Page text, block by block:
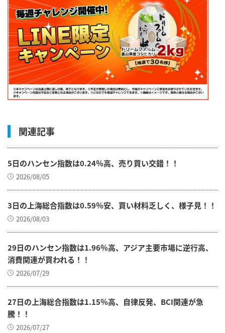
関連記事
5日のハンセン指数は0.24％高、売り買い交錯！！
2026/08/05
3日の上海総合指数は0.59％安、買い材料乏しく、様子見！！
2026/08/03
29日のハンセン指数は1.96％高、アジア主要市場に逆行高、
消費関連が買われる！！
2026/07/29
27日の上海総合指数は1.15％高、自律反発、BCI関連が急
騰！！
2026/07/27